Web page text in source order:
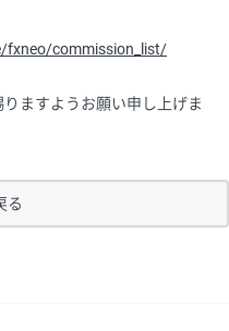
fxneo/commission_list/
ますようお願い申し上げま
る